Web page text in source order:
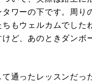
タワーの下です。周り
ちもウェルカムでした
ど、あのときダンボ
通ったレッスンだっ